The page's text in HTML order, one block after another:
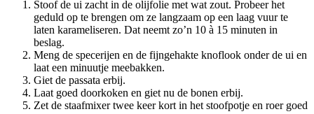
Stoof de ui zacht in de olijfolie met wat zout. Probeer het
geduld op te brengen om ze langzaam op een laag vuur te
laten karameliseren. Dat neemt zo’n 10 à 15 minuten in
beslag.
Meng de specerijen en de fijngehakte knoflook onder de ui en
laat een minuutje meebakken.
Giet de passata erbij.
Laat goed doorkoken en giet nu de bonen erbij.
Zet de staafmixer twee keer kort in het stoofpotje en roer goed